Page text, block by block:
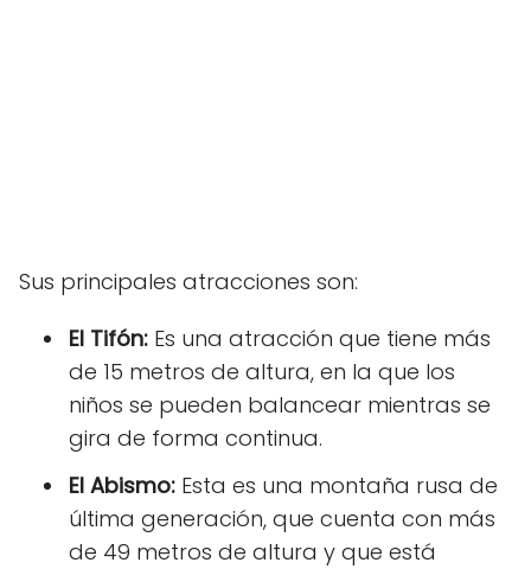
Sus principales atracciones son:
El Tifón: Es una atracción que tiene más
de 15 metros de altura, en la que los
niños se pueden balancear mientras se
gira de forma continua.
El Abismo: Esta es una montaña rusa de
última generación, que cuenta con más
de 49 metros de altura y que está